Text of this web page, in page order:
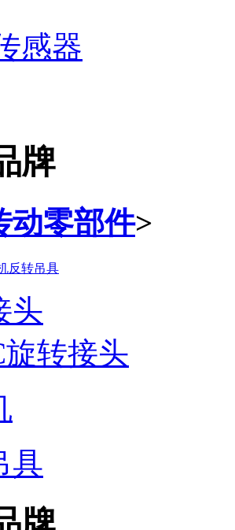
感器
牌
动零部件>
反转吊具
头
旋转接头
具